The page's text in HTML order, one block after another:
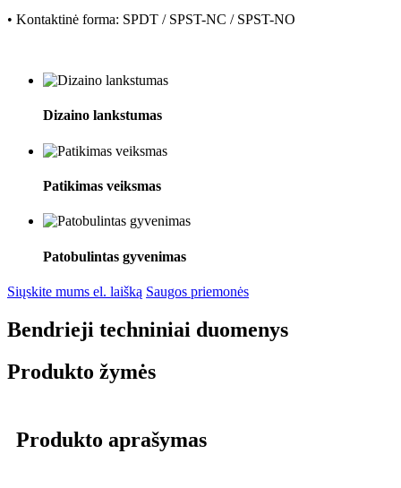
• Kontaktinė forma: SPDT / SPST-NC / SPST-NO
Dizaino lankstumas
Patikimas veiksmas
Patobulintas gyvenimas
Siųskite mums el. laišką Saugos priemonės
Bendrieji techniniai duomenys
Produkto žymės
Produkto aprašymas